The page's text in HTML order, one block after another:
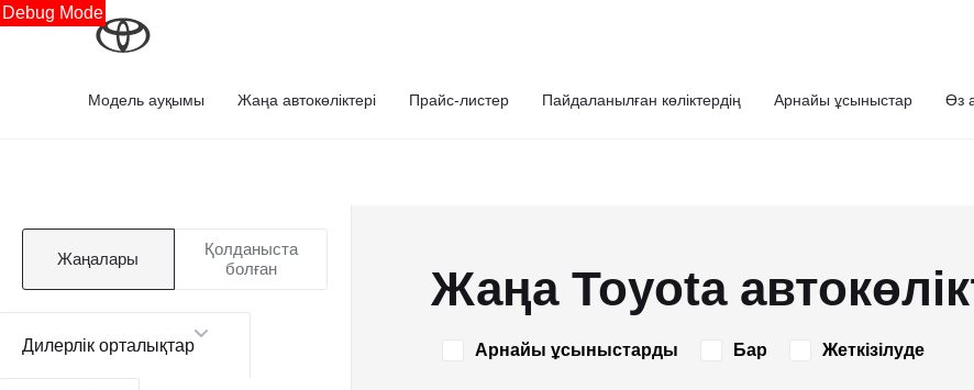
Debug Mode
Модель ауқымы Жаңа автокөліктері Прайс-листер Пайдаланылған көліктердің Арнайы ұсыныстар Өз
Жаңалары
Қолданыста
болған
Дилерлік орталықтар
Жаңа Toyota
Арнайы ұсыныстарды Бар Жеткізілуде